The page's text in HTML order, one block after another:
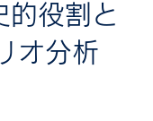
的役割と
オ分析